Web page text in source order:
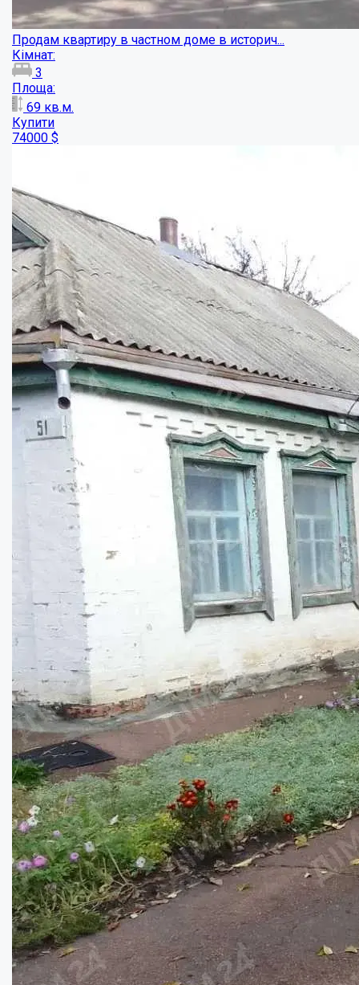
Будинок у центрі м.Решетилівка...
Кімнат:
3
Площа:
кв.м.
27700
$